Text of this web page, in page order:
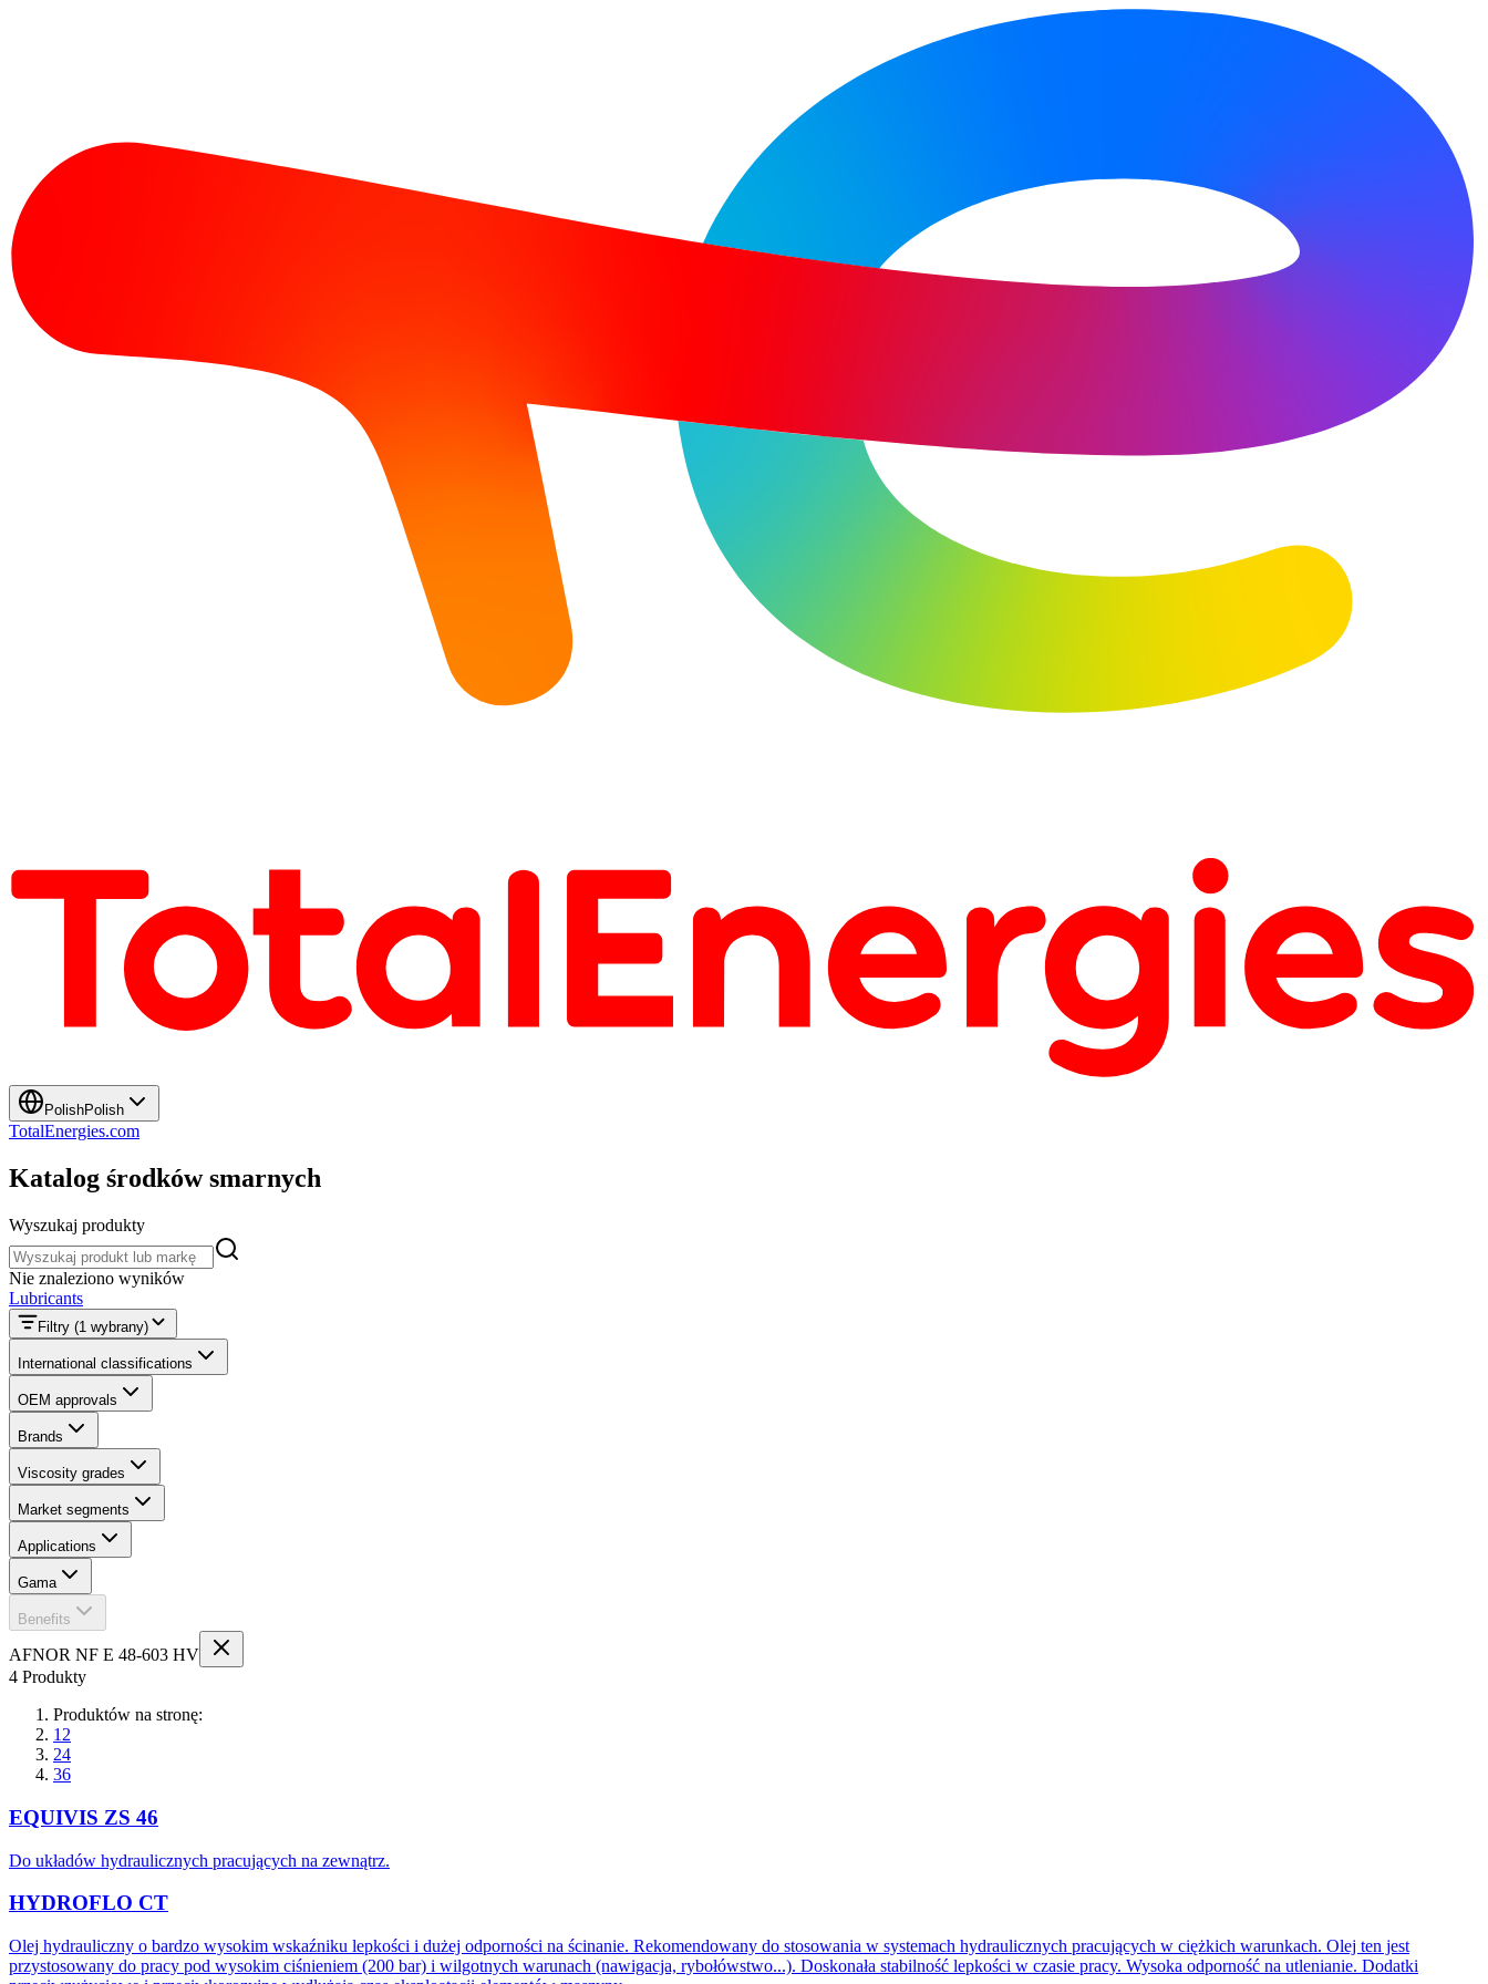
PolishPolish
TotalEnergies.com
Katalog środków smarnych
Wyszukaj produkty
Wyszukaj produkty
Nie znaleziono wyników
Lubricants
Filtry (1 wybrany)
International classifications
OEM approvals
Brands
Viscosity grades
Market segments
Applications
Gama
Benefits
AFNOR NF E 48-603 HV
4 Produkty
Produktów na stronę:
12
24
36
EQUIVIS ZS 46
Do układów hydraulicznych pracujących na zewnątrz.
HYDROFLO CT
Olej hydrauliczny o bardzo wysokim wskaźniku lepkości i dużej odporności na ścinanie. Rekomendowany do stosowania w systemach hydraulicznych pracujących w ciężkich warunkach. Olej ten jest
przystosowany do pracy pod wysokim ciśnieniem (200 bar) i wilgotnych warunach (nawigacja, rybołówstwo...). Doskonała stabilność lepkości w czasie pracy. Wysoka odporność na utlenianie. Dodatki